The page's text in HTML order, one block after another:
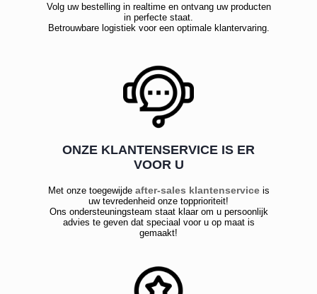
Volg uw bestelling in realtime en ontvang uw producten
in perfecte staat.
Betrouwbare logistiek voor een optimale klantervaring.
ONZE KLANTENSERVICE IS ER
VOOR U
Met onze toegewijde after-sales klantenserviceis
uw tevredenheid onze topprioriteit!
Ons ondersteuningsteam staat klaar om u persoonlijk
advies te geven dat speciaal voor u op maat is
gemaakt!